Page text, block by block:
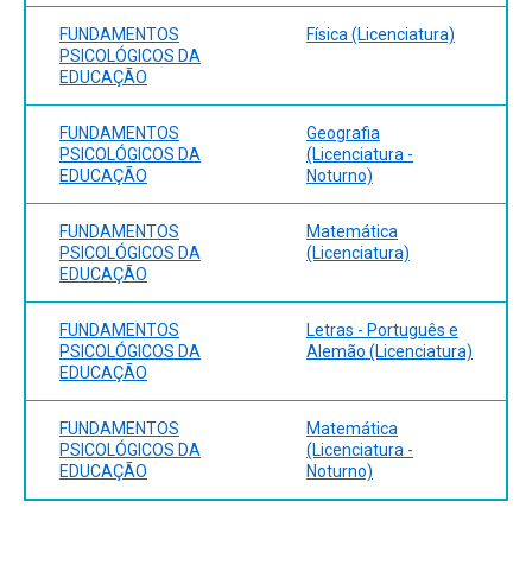
FUNDAMENTOS
PSICOLÓGICOS DA
EDUCAÇÃO
Física (Licenciatura)
FUNDAMENTOS
PSICOLÓGICOS DA
EDUCAÇÃO
Geografia
(Licenciatura -
Noturno)
FUNDAMENTOS
PSICOLÓGICOS DA
EDUCAÇÃO
Matemática
(Licenciatura)
FUNDAMENTOS
PSICOLÓGICOS DA
EDUCAÇÃO
Letras - Português e
Alemão (Licenciatura)
FUNDAMENTOS
PSICOLÓGICOS DA
EDUCAÇÃO
Matemática
(Licenciatura -
Noturno)